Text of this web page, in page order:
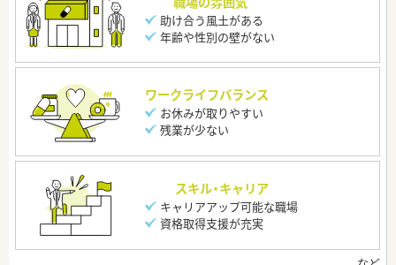
助け合う風土がある
年齢や性別の壁がない
ワークライフバランス
お休みが取りやすい
残業が少ない
スキル・キャリア
キャリアアップ可能な職場
資格取得支援が充実